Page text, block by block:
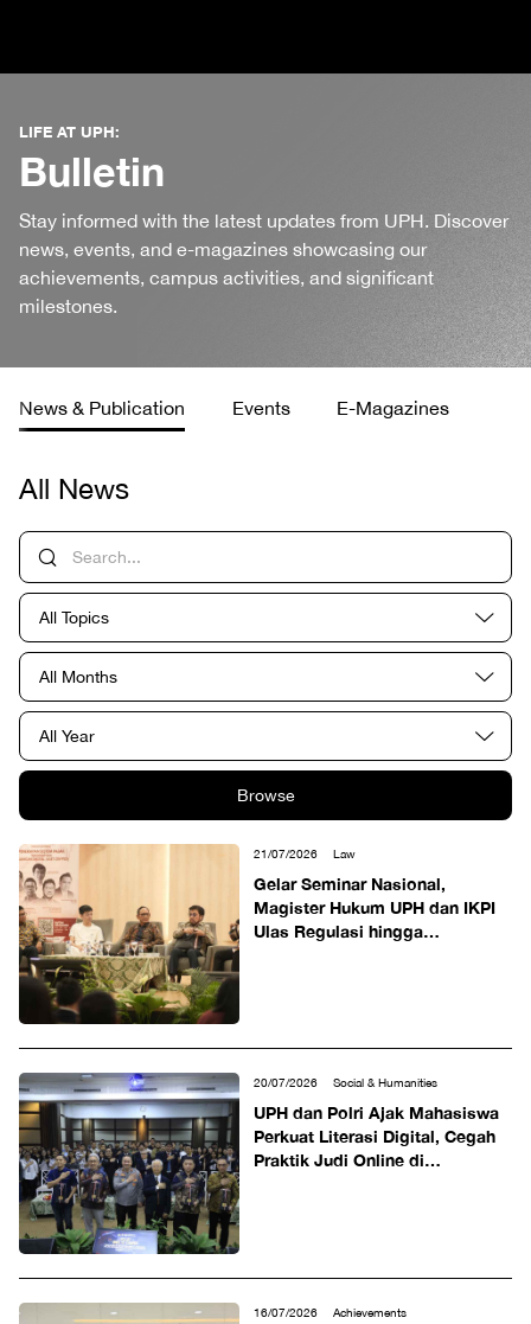
LIFE AT UPH:
Bulletin
Stay informed with the latest updates from UPH. Discover
news, events, and e-magazines showcasing our
achievements, campus activities, and significant
milestones.
News & Publication Events E-Magazines
All News
All Topics
All Months
All Year
Browse
21/07/2026 Law
Gelar Seminar Nasional,
Magister Hukum UPH dan IKPI
Ulas Regulasi hingga
20/07/2026 Social & Humanities
UPH dan Polri Ajak Mahasiswa
Perkuat Literasi Digital, Cegah
Praktik Judi Online di
16/07/2026 Achievements